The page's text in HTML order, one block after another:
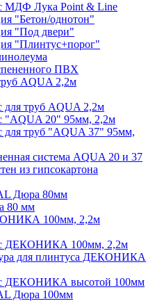
МДФ Лука Point & Line
"Бетон/однотон"
"Под двери"
"Плинтус+порог"
ПВХ
AQUA 2,2м
для труб AQUA 2,2м
"AQUA 20" 95мм, 2,2м
для труб "AQUA 37" 95мм,
система AQUA 20 и 37
из гипсокартона
Дюра 80мм
80 мм
100мм, 2,2м
ДЕКОНИКА 100мм, 2,2м
для плинтуса ДЕКОНИКА
ДЕКОНИКА высотой 100мм
Дюра 100мм